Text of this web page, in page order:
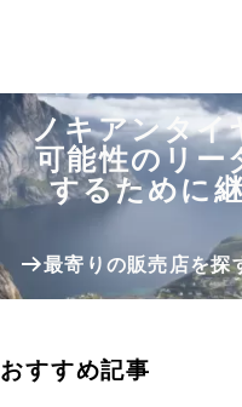
ノキアンタイ
可能性のリー
するために
最寄りの販売店を探
おすすめ記事